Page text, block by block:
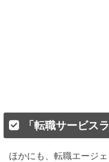
「転職サービス
ほかにも、転職エージ